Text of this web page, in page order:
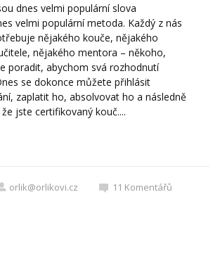
dnes velmi populární slova
velmi populární metoda. Každý z nás
nějakého kouče, nějakého
nějakého mentora – někoho,
poradit, abychom svá rozhodnutí
se dokonce můžete přihlásit
zaplatit ho, absolvovat ho a následně
jste certifikovaný kouč....
orlik@orlikovi.cz 11 Komentářů